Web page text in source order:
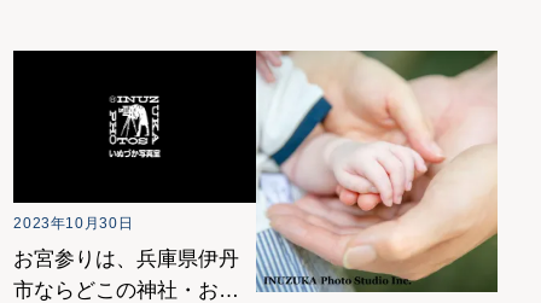
2023年10月30日
お宮参りは、兵庫県伊丹
市ならどこの神社・お寺